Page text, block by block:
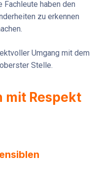
Fachleute haben den
zu erkennen
Umgang mit dem
Stelle.
mit Respekt